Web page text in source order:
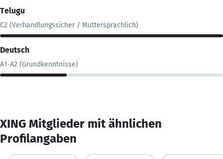
Telugu
C2 (Verhandlungssicher / Muttersprachlich)
Deutsch
A1-A2 (Grundkenntnisse)
XING Mitglieder mit ähnlichen
Profilangaben